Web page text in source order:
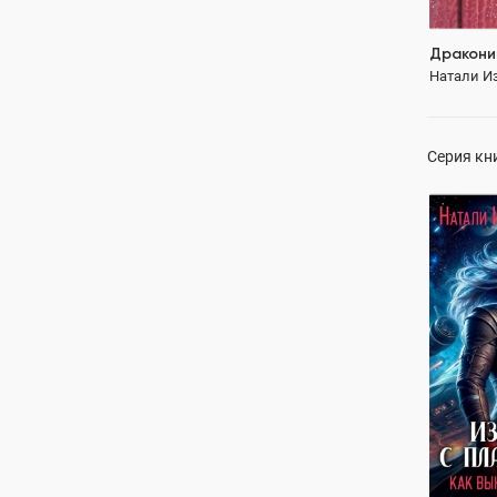
Натали
Серия
Земля.
невест
Натали
Любовь
отбор